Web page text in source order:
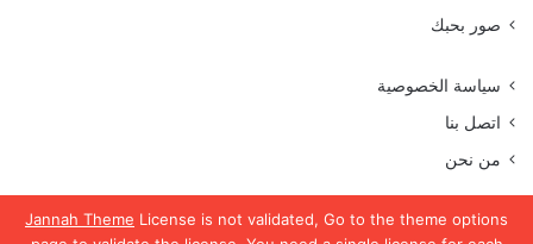
Jannah Theme License is not validated, Go to the theme options
صور بحبك
سياسة الخصوصية
اتصل بنا
من نحن